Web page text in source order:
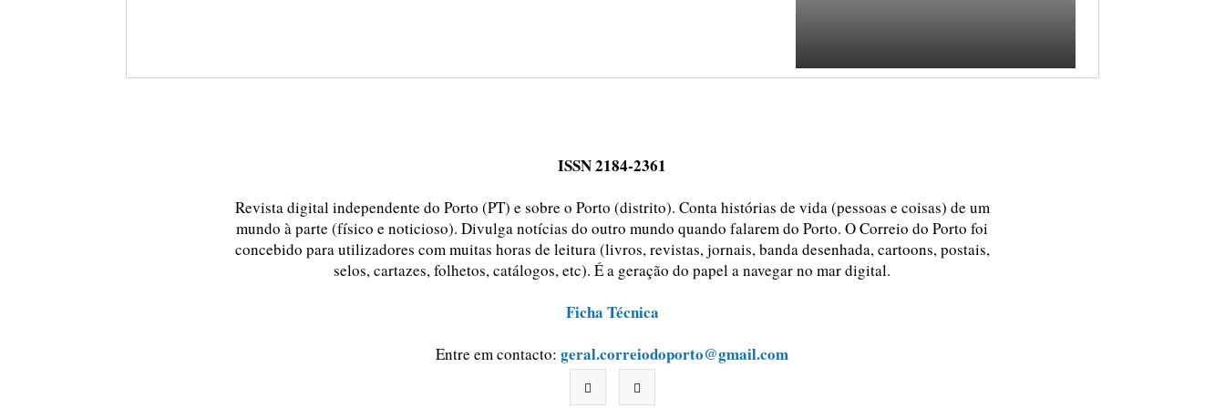
ISSN 2184-2361
Revista digital independente do Porto (PT) e sobre o Porto (distrito). Conta histórias de vida (pessoas e coisas) de um
mundo à parte (físico e noticioso). Divulga notícias do outro mundo quando falarem do Porto. O Correio do Porto foi
concebido para utilizadores com muitas horas de leitura (livros, revistas, jornais, banda desenhada, cartoons, postais,
selos, cartazes, folhetos, catálogos, etc). É a geração do papel a navegar no mar digital.
Ficha Técnica
Entre em contacto:geral.correiodoporto@gmail.com